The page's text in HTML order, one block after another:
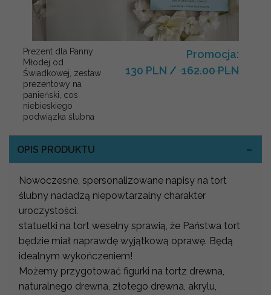
Prezent dla Panny
Młodej od
Świadkowej, zestaw
prezentowy na
panieński, cos
niebieskiego
podwiązka ślubna
Promocja:
130 PLN / 162.00 PLN
OPIS PRODUKTU
Nowoczesne, spersonalizowane napisy na tort
ślubny nadadzą niepowtarzalny charakter
uroczystości.
statuetki na tort weselny sprawią, że Państwa tort
będzie miał naprawdę wyjątkową oprawę. Będą
idealnym wykończeniem!
Możemy przygotować figurki na tortz drewna,
naturalnego drewna, złotego drewna, akrylu,